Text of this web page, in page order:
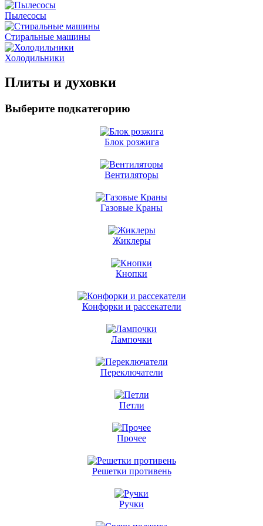
Пылесосы
Стиральные машины
Холодильники
Плиты и духовки
Выберите подкатегорию
Блок розжига
Вентиляторы
Газовые Краны
Жиклеры
Кнопки
Конфорки и рассекатели
Лампочки
Переключатели
Петли
Прочее
Решетки противень
Ручки